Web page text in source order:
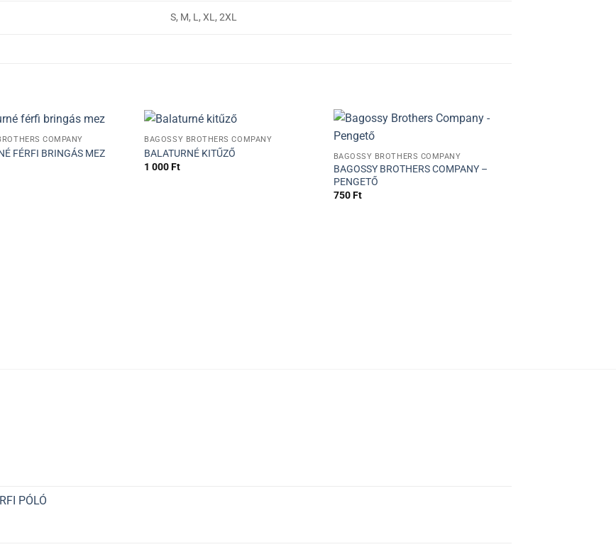
S, M, L, XL, 2XL
COMPANY
FÉRFI BRINGÁS MEZ
+
BAGOSSY BROTHERS COMPANY
BALATURNÉ KITŰZŐ
1 000Ft
BAGOSSY BROTHERS COMPANY
BAGOSSY BROTHERS COMPANY –
PENGETŐ
750Ft
PÓLÓ